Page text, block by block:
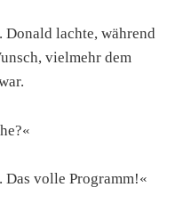
Donald lachte, während
vielmehr dem
Das volle Programm!«